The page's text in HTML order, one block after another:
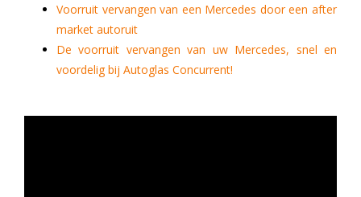
Voorruit vervangen van een Mercedes door een after
market autoruit
De voorruit vervangen van uw Mercedes, snel en
voordelig bij Autoglas Concurrent!